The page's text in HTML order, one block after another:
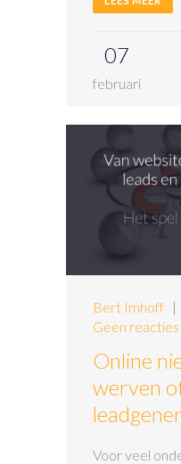
07
februari
Bert Imhoff |
Geen reacties
Online
werven
Voor veel